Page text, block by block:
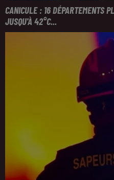
CANICULE : 16 DÉPARTEMENTS
JUSQU'À 42°C...